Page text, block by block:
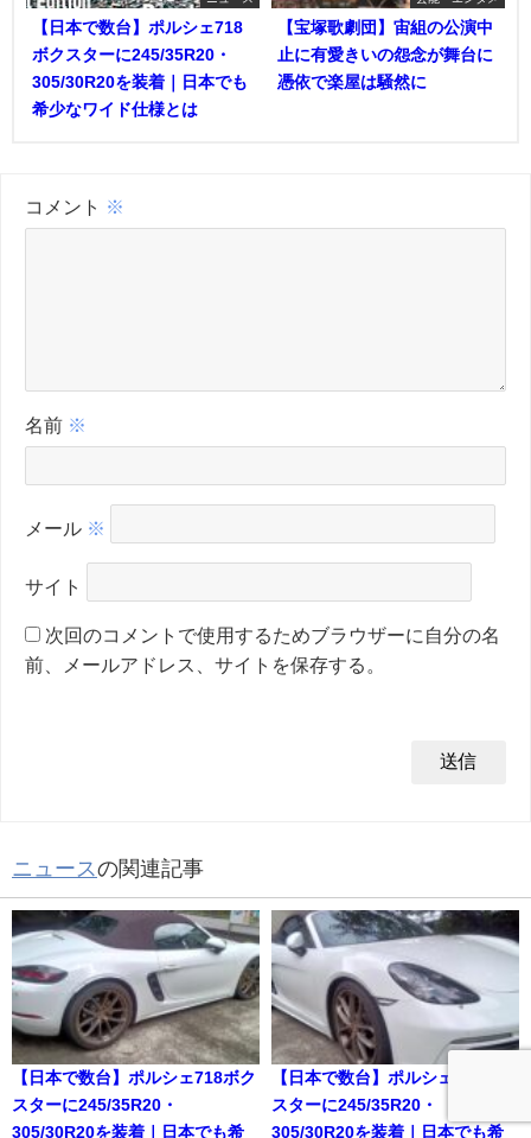
【日本で数台】ポルシェ718
ボクスターに245/35R20・
305/30R20を装着｜日本でも
希少なワイド仕様とは
【宝塚歌劇団】宙組の公演中
止に有愛きいの怨念が舞台に
憑依で楽屋は騒然に
コメント ※
名前 ※
メール ※
サイト
次回のコメントで使用するためブラウザーに自分の名
前、メールアドレス、サイトを保存する。
ニュースの関連記事
【日本で数台】ポルシェ718ボク
スターに245/35R20・
305/30R20を装着｜日本でも希
【日本で数台】ポルシェ718ボク
スターに245/35R20・
305/30R20を装着｜日本でも希